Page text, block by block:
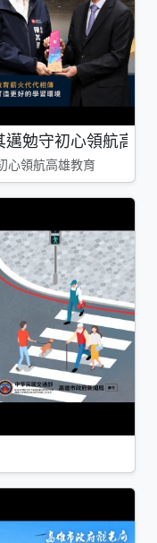
勉守初心領航高雄
心領航高雄教育